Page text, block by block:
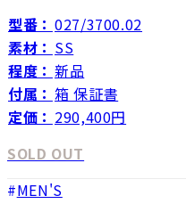
型番： 027/3700.02
素材： SS
程度： 新品
付属： 箱 保証書
定価： 290,400円
SOLD OUT
MEN'S